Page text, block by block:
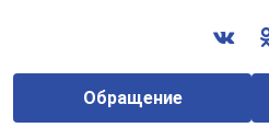
Обращение